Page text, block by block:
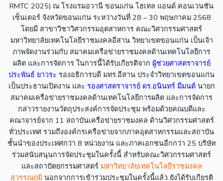
RMTC 2025) ณ โรงแรมอวานี ขอนแก่น โฮเทล แอนด์ คอนเวนชัน
เซ็นเตอร์ จังหวัดขอนแก่น ระหว่างวันที่ 28 – 30 พฤษภาคม 2568
โดยมี สาขาวิชาวิศวกรรมอุตสาหการ คณะวิศวกรรมศาสตร์
มหาวิทยาลัยเทคโนโลยีราชมงคลอีสาน วิทยาเขตขอนแก่น เป็นเจ้า
ภาพจัดงานร่วมกับ สมาคมเครือข่ายราชมงคลด้านเทคโนโลยีการ
ผลิต และการจัดการ ในการนี้ได้รับเกียรติจาก ผู้ช่วยศาสตราจารย์
ประพันธ์ ยาวระ รองอธิการบดี มทร.อีสาน ประจำวิทยาเขตขอนแก่น
เป็นประธานเปิดงาน และ รองศาสตราจารย์ ดร.อนินทร์ มีมนต์นายก
สมาคมเครือข่ายราชมงคลด้านเทคโนโลยีการผลิต และการจัดการ
กล่าวรายงานวัตถุประสงค์การจัดประชุม พร้อมด้วยคณบดีและ
คณาจารย์จาก 11 สถาบันเครือข่ายราชมงคล ด้านวิศวกรรมศาสตร์
ทั่วประเทศ รวมถึงองค์กรเครือข่ายจากภาคอุตสาหกรรมและสถาบัน
ชั้นนำของประเทศกว่า 8 หน่วยงาน และภาคเอกชนอีกกว่า 25 บริษัท
ร่วมสนับสนุนการจัดประชุมในครั้งนี้ สำหรับคณะวิศวกรรมศาสตร์
และสถาปัตยกรรมศาสตร์ มหาวิทยาลัยเทคโนโลยีราชมงคล
สุวรรณภูมิ นอกจากการเข้าร่วมประชุมในครั้งนี้แล้ว ยังได้รับเกียรติ